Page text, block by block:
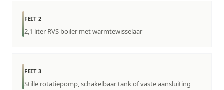
FEIT 2
2,1 liter RVS boiler met warmtewisselaar
FEIT 3
Stille rotatiepomp, schakelbaar tank of vaste aansluiting